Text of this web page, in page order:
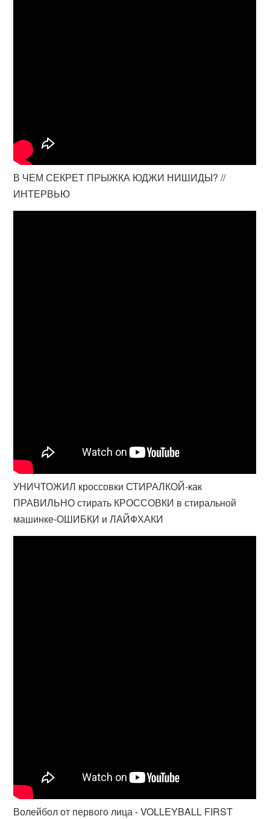
В ЧЕМ СЕКРЕТ ПРЫЖКА ЮДЖИ НИШИДЫ? //
ИНТЕРВЬЮ
УНИЧТОЖИЛ кроссовки СТИРАЛКОЙ-как
ПРАВИЛЬНО стирать КРОССОВКИ в стиральной
машинке-ОШИБКИ и ЛАЙФХАКИ
Волейбол от первого лица - VOLLEYBALL FIRST